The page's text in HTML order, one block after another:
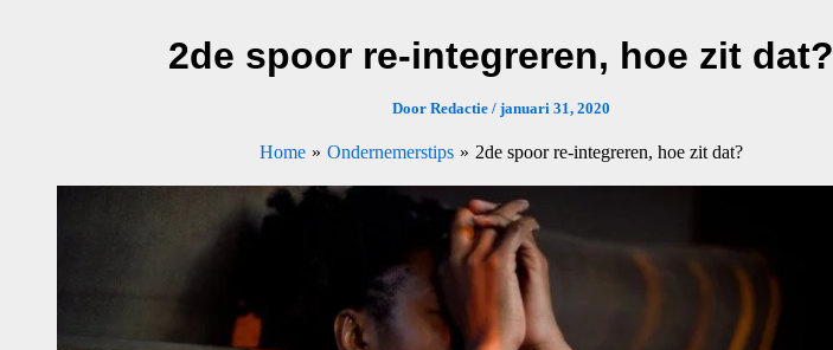
2de spoor re-integreren, hoe zit dat?
Door Redactie / januari 31, 2020
Home Ondernemerstips 2de spoor re-integreren, hoe zit dat?